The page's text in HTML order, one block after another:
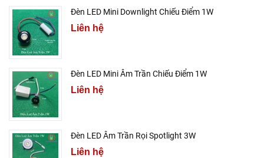
Đèn LED Mini Downlight Chiếu Điểm 1W
Liên hệ
Đèn LED Mini Âm Trần Chiếu Điểm 1W
Liên hệ
Đèn LED Âm Trần Rọi Spotlight 3W
Liên hệ